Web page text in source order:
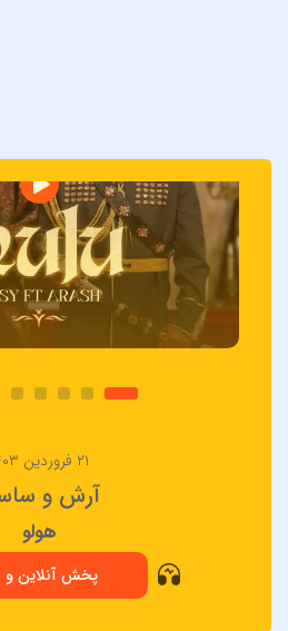
۲۱ فروردین ۱۴۰۳
آرش و
هولو
پخش آنلاین و